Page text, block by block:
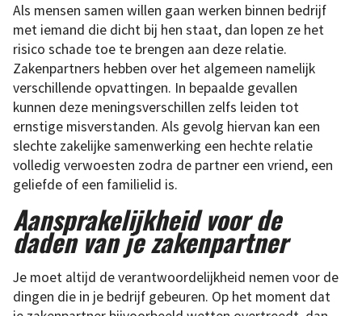
Als mensen samen willen gaan werken binnen bedrijf
met iemand die dicht bij hen staat, dan lopen ze het
risico schade toe te brengen aan deze relatie.
Zakenpartners hebben over het algemeen namelijk
verschillende opvattingen. In bepaalde gevallen
kunnen deze meningsverschillen zelfs leiden tot
ernstige misverstanden. Als gevolg hiervan kan een
slechte zakelijke samenwerking een hechte relatie
volledig verwoesten zodra de partner een vriend, een
geliefde of een familielid is.
Aansprakelijkheid voor de
daden van je zakenpartner
Je moet altijd de verantwoordelijkheid nemen voor de
dingen die in je bedrijf gebeuren. Op het moment dat